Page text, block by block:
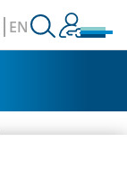
EN